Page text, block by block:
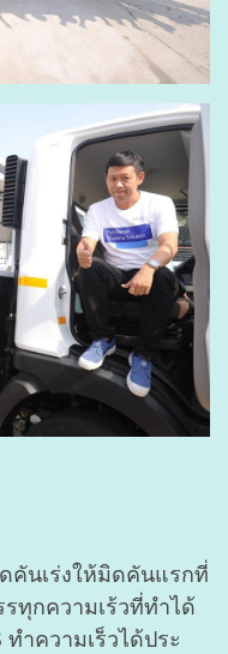
เร่งให้มิดคันแรกที่
ทุกความเร้วที่ทำได้
ำความเร็วได้ประ